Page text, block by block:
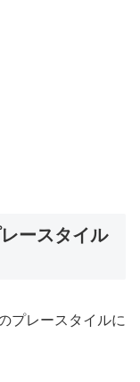
ースタイル
プレースタイルに